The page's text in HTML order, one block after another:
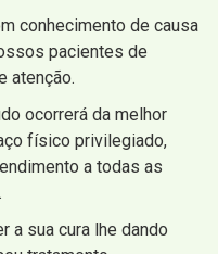
conhecimento de causa
pacientes de
atenção.
ocorrerá da melhor
físico privilegiado,
a todas as
a sua cura lhe dando